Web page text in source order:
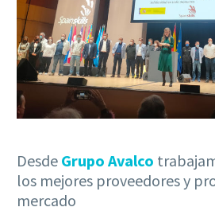
Desde Grupo Avalco
los mejores proveedores y
mercado